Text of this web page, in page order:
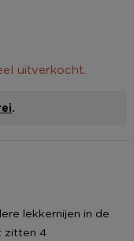
uitverkocht.
.
lekkernijen in de
zitten 4